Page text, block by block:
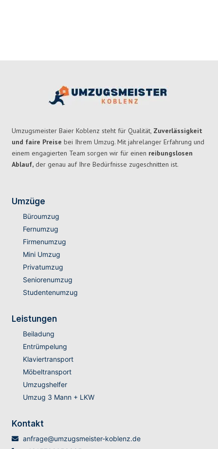
Umzugsmeister Baier Koblenz steht für Qualität, Zuverlässigkeit
und faire Preise bei Ihrem Umzug. Mit jahrelanger Erfahrung und
einem engagierten Team sorgen wir für einen reibungslosen
Ablauf, der genau auf Ihre Bedürfnisse zugeschnitten ist.
Umzüge
Büroumzug
Fernumzug
Firmenumzug
Mini Umzug
Privatumzug
Seniorenumzug
Studentenumzug
Leistungen
Beiladung
Entrümpelung
Klaviertransport
Möbeltransport
Umzugshelfer
Umzug 3 Mann + LKW
Kontakt
anfrage@umzugsmeister-koblenz.de